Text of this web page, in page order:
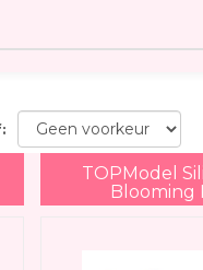
:
TOPModel
Blooming